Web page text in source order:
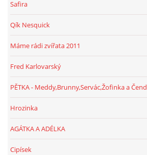
Safira
Qík Nesquick
Máme rádi zvířata 2011
Fred Karlovarský
PĚTKA - Meddy,Brunny,Servác,Žofinka a
Hrozinka
AGÁTKA A ADÉLKA
Cipísek